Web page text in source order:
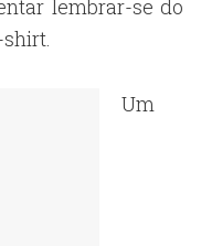
lembrar-se do
Um